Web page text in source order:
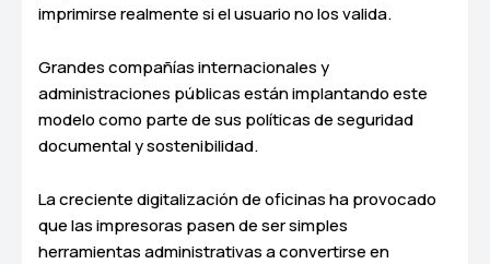
imprimirse realmente si el usuario no los valida.
Grandes compañías internacionales y
administraciones públicas están implantando este
modelo como parte de sus políticas de seguridad
documental y sostenibilidad.
La creciente digitalización de oficinas ha provocado
que las impresoras pasen de ser simples
herramientas administrativas a convertirse en